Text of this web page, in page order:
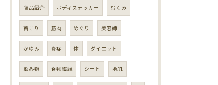
商品紹介 ボディステッカー むくみ
首こり 筋肉 めぐり 美容師
かゆみ 炎症 体 ダイエット
飲み物 食物繊維 シート 地肌